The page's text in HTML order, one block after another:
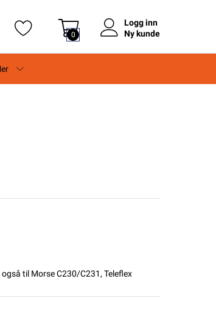
0
Logg inn
Ny kunde
til Morse C230/C231, Teleflex